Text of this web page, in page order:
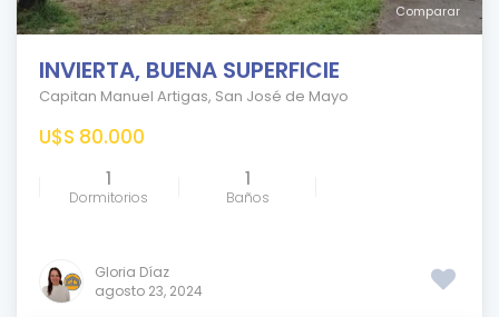
Comparar
INVIERTA, BUENA SUPERFICIE
Capitan Manuel Artigas, San José de Mayo
U$S 80.000
1
Dormitorios
1
Baños
Gloria Díaz
agosto 23, 2024